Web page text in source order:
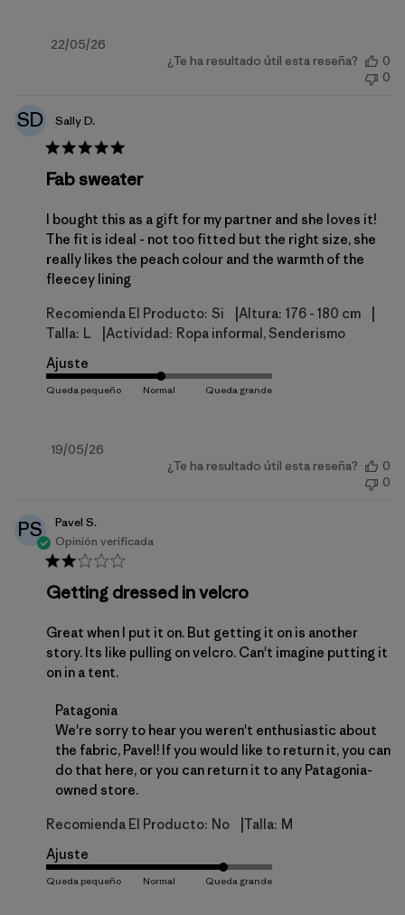
Fecha
22/05/26
¿Te ha resultado útil esta reseña?
0
0
SD Sally D.
Fab sweater
I bought this as a gift for my partner and she loves it!
The fit is ideal - not too fitted but the right size, she
really likes the peach colour and the warmth of the
fleecey lining
Recomienda El Producto: Si Altura: 176 - 180 cm
Talla: L Actividad: Ropa informal, Senderismo
Ajuste
Fecha
19/05/26
¿Te ha resultado útil esta reseña?
0
0
PS
Pavel S.
Opinión verificada
Getting dressed in velcro
Great when I put it on. But getting it on is another
story. Its like pulling on velcro. Can't imagine putting it
on in a tent.
Comentarios del propietario de la tienda sobre la
Patagonia
We're sorry to hear you weren't enthusiastic about
the fabric, Pavel! If you would like to return it, you can
do that here, or you can return it to any Patagonia-
owned store.
Recomienda El Producto: No Talla: M
Ajuste